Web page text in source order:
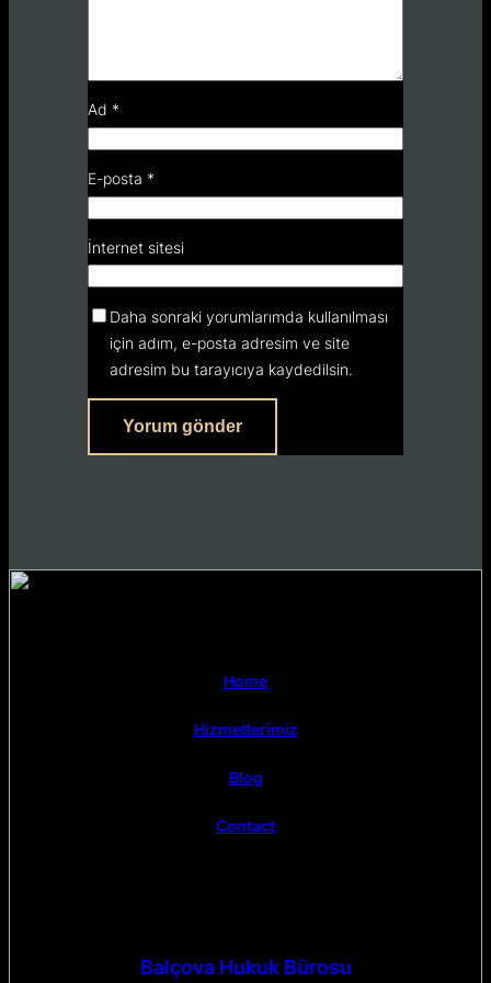
Ad *
E-posta *
İnternet sitesi
Daha sonraki yorumlarımda kullanılması
için adım, e-posta adresim ve site
adresim bu tarayıcıya kaydedilsin.
Home
Hizmetlerimiz
Blog
Contact
Balçova Hukuk Bürosu